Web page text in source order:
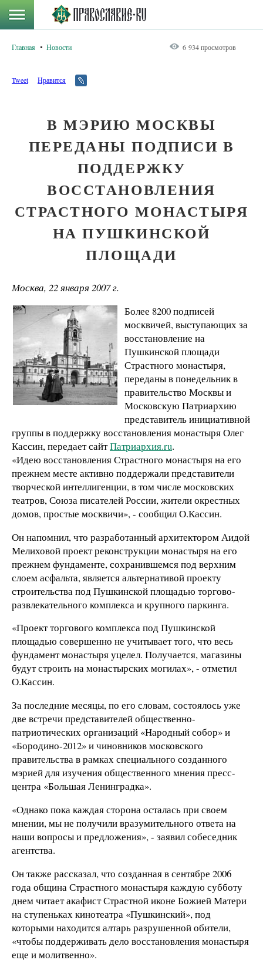
Главная Новости 6 934 просмотров
Tweet Нравится
В МЭРИЮ МОСКВЫ
ПЕРЕДАНЫ ПОДПИСИ В
ПОДДЕРЖКУ
ВОССТАНОВЛЕНИЯ
СТРАСТНОГО МОНАСТЫРЯ
НА ПУШКИНСКОЙ
ПЛОЩАДИ
Москва, 22 января 2007 г.
Более 8200 подписей
москвичей, выступающих за
восстановление на
Пушкинской площади
Страстного монастыря,
переданы в понедельник в
правительство Москвы и
Московскую Патриархию
представитель инициативной
группы в поддержку восстановления монастыря Олег
Кассин, передает сайтПатриархия.ru.
«Идею восстановления Страстного монастыря на его
прежнем месте активно поддержали представители
творческой интеллигенции, в том числе московских
театров, Союза писателей России, жители окрестных
домов, простые москвичи», - сообщил О.Кассин.
Он напомнил, что разработанный архитектором Аидой
Мелиховой проект реконструкции монастыря на его
прежнем фундаменте, сохранившемся под верхним
слоем асфальта, является альтернативой проекту
строительства под Пушкинской площадью торгово-
развлекательного комплекса и крупного паркинга.
«Проект торгового комплекса под Пушкинской
площадью совершенно не учитывает того, что весь
фундамент монастыря уцелел. Получается, магазины
будут строить на монастырских могилах», - отметил
О.Кассин.
За последние месяцы, по его словам, состоялось уже
две встречи представителей общественно-
патриотических организаций «Народный собор» и
«Бородино-2012» и чиновников московского
правительства в рамках специального созданного
мэрией для изучения общественного мнения пресс-
центра «Большая Ленинградка».
«Однако пока каждая сторона осталась при своем
мнении, мы не получили вразумительного ответа на
наши вопросы и предложения», - заявил собеседник
агентства.
Он также рассказал, что созданная в сентябре 2006
года община Страстного монастыря каждую субботу
днем читает акафист Страстной иконе Божией Матери
на ступеньках кинотеатра «Пушкинский», под
которыми находится алтарь разрушенной обители,
«чтобы поддерживать дело восстановления монастыря
еще и молитвенно».